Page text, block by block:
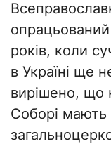
років, коли
в Україні ще
вирішено, що
Соборі мають